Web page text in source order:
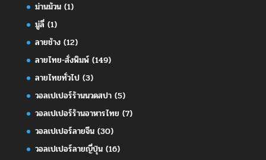
ม่านม้วน(1)
มู่ลี่(1)
ลายช้าง(12)
ลายไทย-สั่งพิมพ์(149)
ลายไทยทั่วไป(3)
วอลเปเปอร์ร้านนวดสปา(5)
วอลเปเปอร์ร้านอาหารไทย (7)
วอลเปเปอร์ลายจีน(30)
วอลเปเปอร์ลายญี่ปุ่น(16)